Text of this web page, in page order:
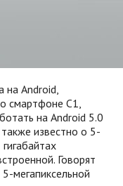
на Android,
смартфоне C1,
на Android 5.0
известно о 5-
Говорят
мегапиксельной